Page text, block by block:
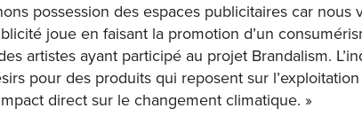
possession des espaces publicitaires car nous
joue en faisant la promotion d’un
artistes ayant participé au projet Brandalism.
pour des produits qui reposent sur
direct sur le changement climatique. »